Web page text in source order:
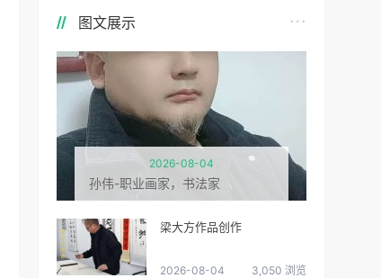
图文展示
2026-08-04
孙伟-职业画家，书法家
梁大方作品创作
2026-08-04 3,050 浏览